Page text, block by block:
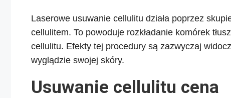
Laserowe usuwanie cellulitu działa poprzez
cellulitem. To powoduje rozkładanie komórek
cellulitu. Efekty tej procedury są zazwyczaj
wyglądzie swojej skóry.
Usuwanie cellulitu cena